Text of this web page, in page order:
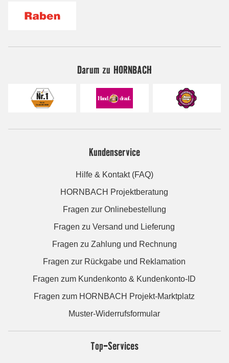
Darum zu HORNBACH
Kundenservice
Hilfe & Kontakt (FAQ)
HORNBACH Projektberatung
Fragen zur Onlinebestellung
Fragen zu Versand und Lieferung
Fragen zu Zahlung und Rechnung
Fragen zur Rückgabe und Reklamation
Fragen zum Kundenkonto & Kundenkonto-ID
Fragen zum HORNBACH Projekt-Marktplatz
Muster-Widerrufsformular
Top-Services